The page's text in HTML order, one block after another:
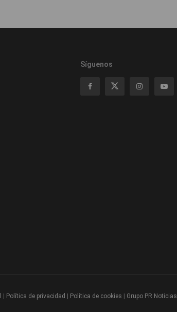
Síguenos
Política de privacidad Política de cookies Grupo PR Noticias